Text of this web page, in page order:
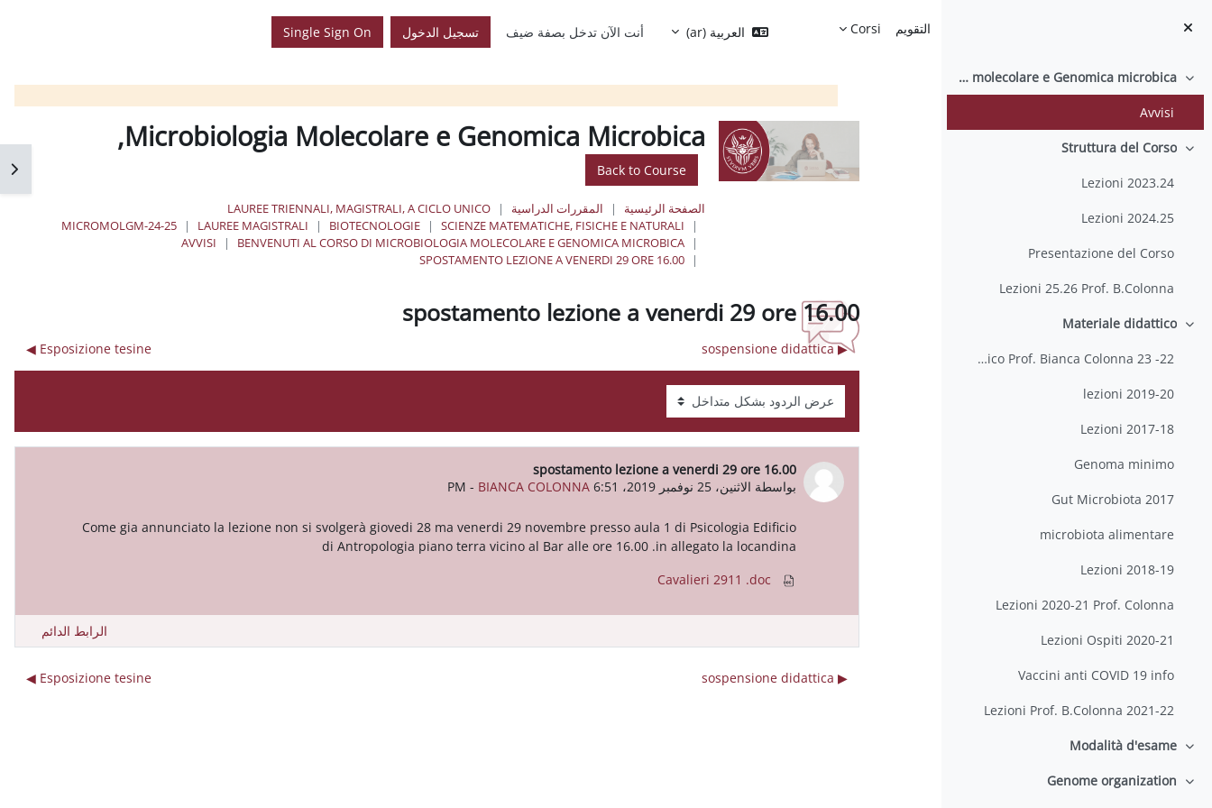
التقويم Corsi العربية ‎(ar)‎ أنت الآن تدخل بصفة ضيف تسجيل الدخول Single Sign On
طي Benvenuti al Corso di Microbiologia molecolare e Genomica microbica
Avvisi
طيStruttura del Corso
Lezioni 2023.24
Lezioni 2024.25
Presentazione del Corso
Lezioni 25.26 Prof. B.Colonna
طيMateriale didattico
22- 23 materiale didattico Prof. Bianca Colonna
lezioni 2019-20
Lezioni 2017-18
Genoma minimo
Gut Microbiota 2017
microbiota alimentare
Lezioni 2018-19
Lezioni 2020-21 Prof. Colonna
Lezioni Ospiti 2020-21
Vaccini anti COVID 19 info
Lezioni Prof. B.Colonna 2021-22
طيModalità d'esame
طيGenome organization
Microbiologia Molecolare e Genomica Microbica,
Back to Course
الصفحة الرئيسية المقررات الدراسية
LAUREE TRIENNALI, MAGISTRALI, A CICLO UNICO
SCIENZE MATEMATICHE, FISICHE E NATURALI
BIOTECNOLOGIE
LAUREE MAGISTRALI
MICROMOLGM-24-25
BENVENUTI AL CORSO DI MICROBIOLOGIA MOLECOLARE E GENOMICA MICROBICA
AVVISI
SPOSTAMENTO LEZIONE A VENERDI 29 ORE 16.00
spostamento lezione a venerdi 29 ore 16.00
▶︎ sospensione didattica
Esposizione tesine ◀︎
نمط العرض
spostamento lezione a venerdi 29 ore 16.00
بواسطة الاثنين، 25 نوفمبر 2019، 6:51 PM - BIANCA COLONNA
عدد الردود: 0
Come gia annunciato la lezione non si svolgerà giovedi 28 ma venerdi 29 novembre presso aula 1 di Psicologia Edificio
di Antropologia piano terra vicino al Bar alle ore 16.00 .in allegato la locandina
الرابط الدائم
▶︎ sospensione didattica
Esposizione tesine ◀︎